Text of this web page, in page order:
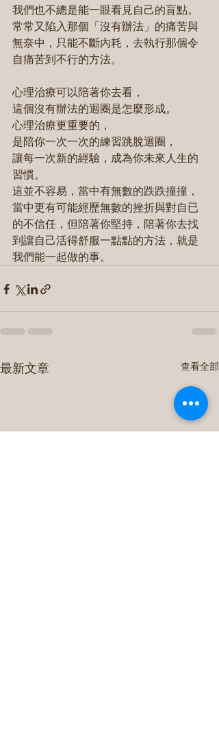
我們也不總是能一眼看見自己的盲點。
常常又陷入那個「沒有辦法」的痛苦與
無奈中，只能不斷內耗，去執行那個令
自痛苦到不行的方法。
心理治療可以陪著你去看，
這個沒有辦法的迴圈是怎麼形成。
心理治療更重要的，
是陪你一次一次的練習跳脫迴圈，
讓每一次新的經驗，成為你未來人生的
習慣。
這並不容易，當中有無數的跌跌撞撞，
當中更有可能經歷無數的挫折與對自已
的不信任，但陪著你堅持，陪著你去找
到讓自己活得舒服一點點的方法，就是
我們能一起做的事。
最新文章 查看全部